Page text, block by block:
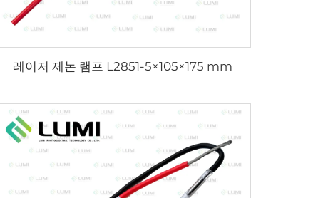
레이저 제논 램프 L2851-5×105×175 mm